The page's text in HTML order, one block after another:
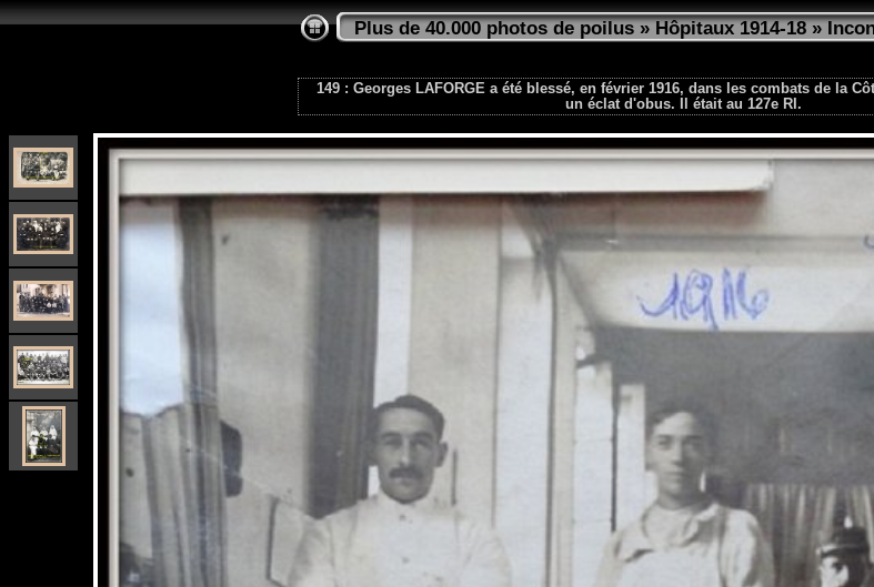
Plus de 40.000 photos de poilus»Hôpitaux 1914-18»
149 : Georges LAFORGE a été blessé, en février 1916, dans les combats de la
un éclat d'obus. Il était au 127e RI.